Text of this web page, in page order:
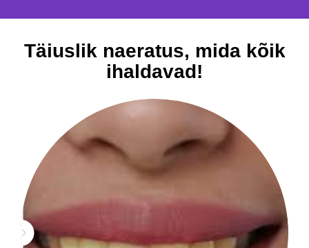
Täiuslik naeratus, mida kõik
ihaldavad!